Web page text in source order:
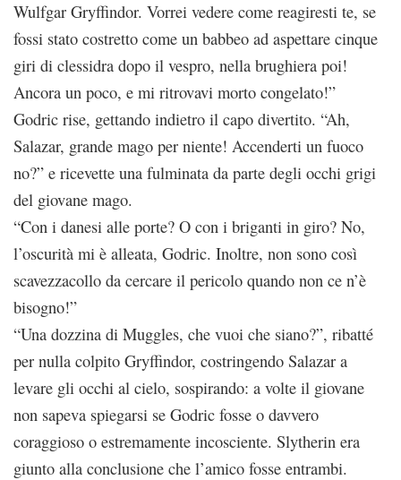
Wulfgar Gryffindor. Vorrei vedere come reagiresti te, se
fossi stato costretto come un babbeo ad aspettare cinque
giri di clessidra dopo il vespro, nella brughiera poi!
Ancora un poco, e mi ritrovavi morto congelato!”
Godric rise, gettando indietro il capo divertito. “Ah,
Salazar, grande mago per niente! Accenderti un fuoco
no?” e ricevette una fulminata da parte degli occhi grigi
del giovane mago.
“Con i danesi alle porte? O con i briganti in giro? No,
l’oscurità mi è alleata, Godric. Inoltre, non sono così
scavezzacollo da cercare il pericolo quando non ce n’è
bisogno!”
“Una dozzina di Muggles, che vuoi che siano?”, ribatté
per nulla colpito Gryffindor, costringendo Salazar a
levare gli occhi al cielo, sospirando: a volte il giovane
non sapeva spiegarsi se Godric fosse o davvero
coraggioso o estremamente incosciente. Slytherin era
giunto alla conclusione che l’amico fosse entrambi.